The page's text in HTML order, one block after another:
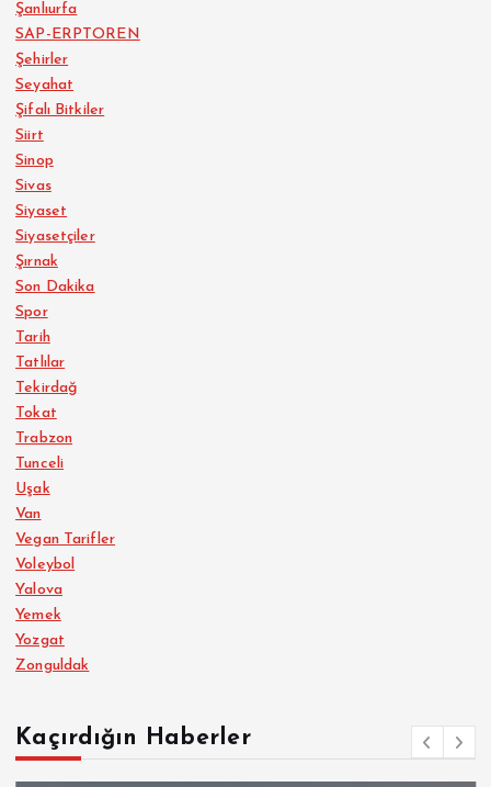
Şanlıurfa
SAP-ERPTOREN
Şehirler
Seyahat
Şifalı Bitkiler
Siirt
Sinop
Sivas
Siyaset
Siyasetçiler
Şırnak
Son Dakika
Spor
Tarih
Tatlılar
Tekirdağ
Tokat
Trabzon
Tunceli
Uşak
Van
Vegan Tarifler
Voleybol
Yalova
Yemek
Yozgat
Zonguldak
Kaçırdığın Haberler